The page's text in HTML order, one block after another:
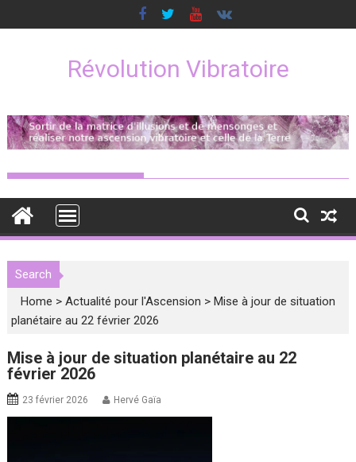
to
Révolution Vibratoire
Search
Home >Actualité pour l'Ascension >Mise à jour de situation
planétaire au 22 février 2026
Mise à jour de situation planétaire au 22
février 2026
23 février 2026 Hervé Gaïa